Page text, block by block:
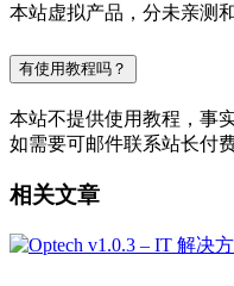
本站虚拟产品，分未亲测
有使用教程吗？
本站不提供使用教程，事
如需要可邮件联系站长付费
相关文章